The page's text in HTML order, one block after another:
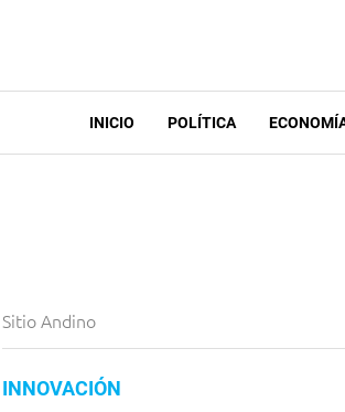
INICIO POLÍTICA
Sitio Andino
INNOVACIÓN